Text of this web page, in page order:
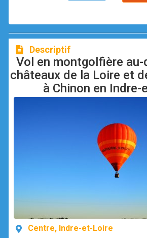
Descriptif
Vol en montgolfière
châteaux de la Loire et
à Chinon en Indre-
Centre, Indre-et-Loire